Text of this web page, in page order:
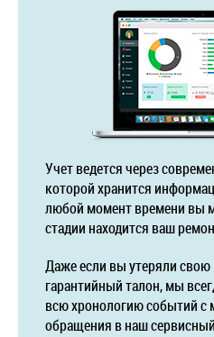
Учет ведется через
которой хранится
любой момент времени вы
стадии находится ваш
Даже если вы утеряли
гарантийный талон, мы
всю хронологию событий с
обращения в наш